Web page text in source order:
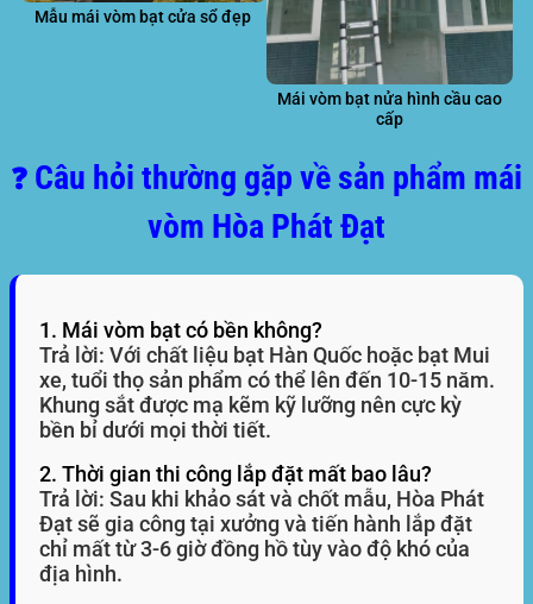
Mẫu mái vòm bạt cửa sổ đẹp
Mái vòm bạt nửa hình cầu cao
cấp
❓ Câu hỏi thường gặp về sản phẩm mái
vòm Hòa Phát Đạt
1. Mái vòm bạt có bền không?
Trả lời: Với chất liệu bạt Hàn Quốc hoặc bạt Mui
xe, tuổi thọ sản phẩm có thể lên đến 10-15 năm.
Khung sắt được mạ kẽm kỹ lưỡng nên cực kỳ
bền bỉ dưới mọi thời tiết.
2. Thời gian thi công lắp đặt mất bao lâu?
Trả lời: Sau khi khảo sát và chốt mẫu, Hòa Phát
Đạt sẽ gia công tại xưởng và tiến hành lắp đặt
chỉ mất từ 3-6 giờ đồng hồ tùy vào độ khó của
địa hình.